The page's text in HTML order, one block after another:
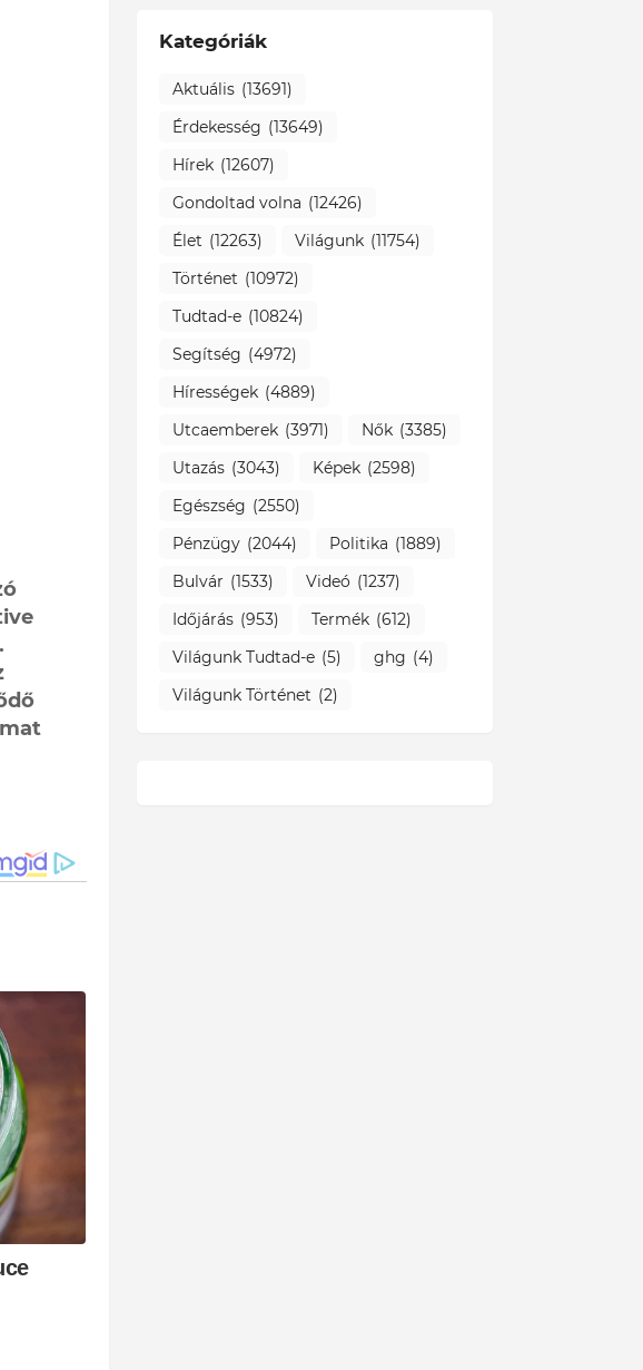
Kategóriák
Aktuális (13691)
Érdekesség (13649)
Hírek (12607)
Gondoltad volna (12426)
Élet (12263) Világunk (11754)
Történet (10972)
Tudtad-e (10824)
Segítség (4972)
Hírességek (4889)
Utcaemberek (3971) Nők (3385)
Utazás (3043) Képek (2598)
Egészség (2550)
Pénzügy (2044) Politika (1889)
Bulvár (1533) Videó (1237)
Időjárás (953) Termék (612)
Világunk Tudtad-e (5) ghg (4)
Világunk Történet (2)